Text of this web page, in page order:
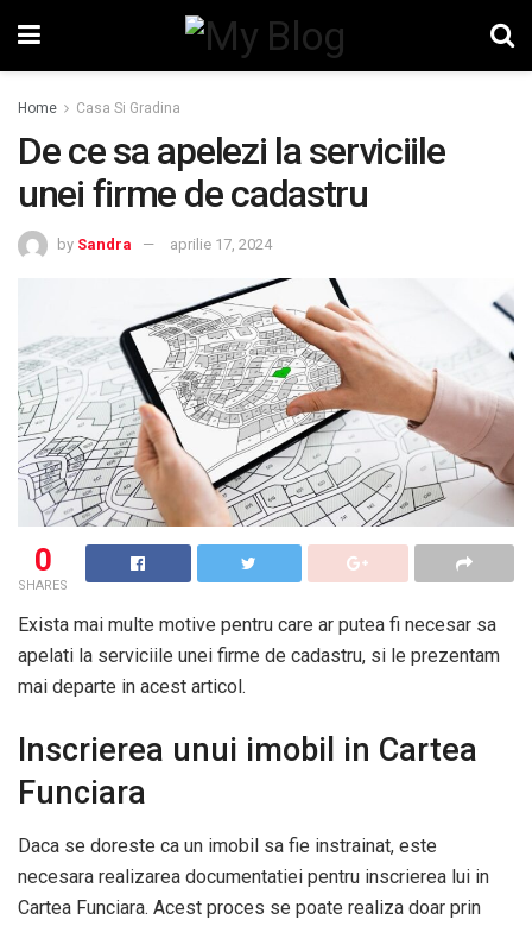
Home Casa Si Gradina
De ce sa apelezi la serviciile
unei firme de cadastru
by Sandra aprilie 17, 2024
0
SHARES
Exista mai multe motive pentru care ar putea fi necesar sa
apelati la serviciile unei firme de cadastru, si le prezentam
mai departe in acest articol.
Inscrierea unui imobil in Cartea
Funciara
Daca se doreste ca un imobil sa fie instrainat, este
necesara realizarea documentatiei pentru inscrierea lui in
Cartea Funciara. Acest proces se poate realiza doar prin